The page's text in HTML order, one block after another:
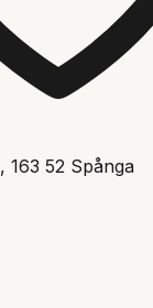
, 163 52 Spånga